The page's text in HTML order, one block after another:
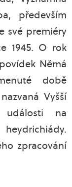
především
své premiéry
1945. O rok
Němá
době
Vyšší
události na
zpracování